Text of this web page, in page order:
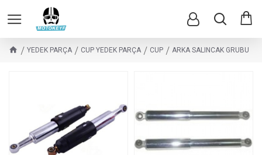
YEDEK PARÇA CUP YEDEK PARÇA CUP ARKA SALINCAK GRUBU